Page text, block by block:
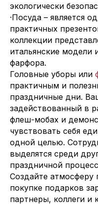
экологически
·Посуда – является
практичных
коллекции
итальянские модели
фарфора.
Головные уборы или
практичным и
праздничные дни.
задействованный в
флеш-мобах и
чувствовать себя
одной целью.
выделятся среди
праздничной
Создайте атмосферу
покупке подарков
партнеры, коллеги и